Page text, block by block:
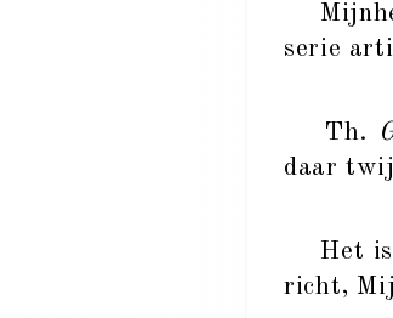
serie
Th.
daar
Het is
richt,